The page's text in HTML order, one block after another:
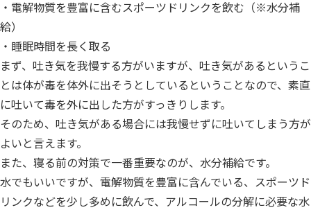
・電解物質を豊富に含むスポーツドリンクを飲む（※水分補
給）
・睡眠時間を長く取る
まず、吐き気を我慢する方がいますが、吐き気があるというこ
とは体が毒を体外に出そうとしているということなので、素直
に吐いて毒を外に出した方がすっきりします。
そのため、吐き気がある場合には我慢せずに吐いてしまう方が
よいと言えます。
また、寝る前の対策で一番重要なのが、水分補給です。
水でもいいですが、電解物質を豊富に含んでいる、スポーツド
リンクなどを少し多めに飲んで、アルコールの分解に必要な水